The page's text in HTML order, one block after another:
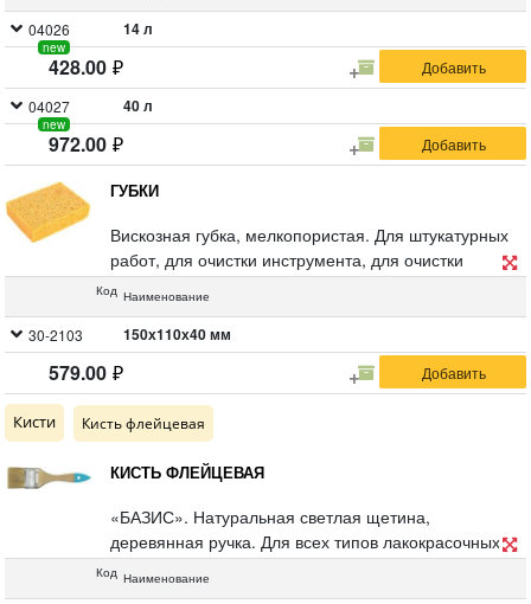
ограниченных пространствах. Легко очищается от
строительных растворов. Материал: пластик.
04026
new
14 л
428.00
04027
new
40 л
972.00
ГУБКИ
Вискозная губка, мелкопористая. Для штукатурных
работ, для очистки инструмента, для очистки
поверхности. Высокая впитываемость. Материал:
Код Наименование
30-2103 150х110х40 мм
579.00
Кисти Кисть флейцевая
КИСТЬ ФЛЕЙЦЕВАЯ
«БАЗИС». Натуральная светлая щетина,
деревянная ручка. Для всех типов лакокрасочных
материалов.
Код Наименование